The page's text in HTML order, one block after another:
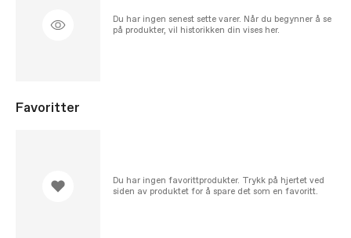
Du har ingen senest sette varer. Når du begynner å se
på produkter, vil historikken din vises her.
Favoritter
Du har ingen favorittprodukter. Trykk på hjertet ved
siden av produktet for å spare det som en favoritt.